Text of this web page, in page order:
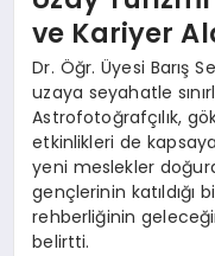
ve Kariyer
Dr. Öğr. Üyesi Barış
uzaya seyahatle
Astrofotoğrafçılık,
etkinlikleri de
yeni meslekler
gençlerinin katıldığı
rehberliğinin
belirtti.